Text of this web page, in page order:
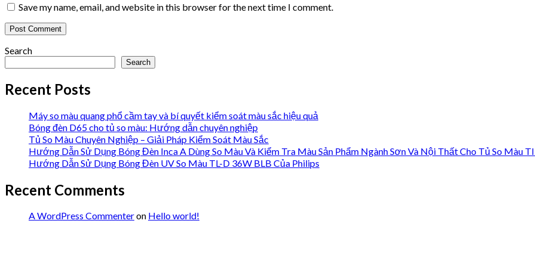
Save my name, email, and website in this browser for the next time I comment.
Search
Search
Recent Posts
Máy so màu quang phổ cầm tay và bí quyết kiểm soát màu sắc hiệu quả
Bóng đèn D65 cho tủ so màu: Hướng dẫn chuyên nghiệp
Tủ So Màu Chuyên Nghiệp – Giải Pháp Kiểm Soát Màu Sắc
Hướng Dẫn Sử Dụng Bóng Đèn Inca A Dùng So Màu Và Kiểm Tra Màu Sản Phẩm Ngành Sơn Và Nội Thất Cho Tủ So Màu
Hướng Dẫn Sử Dụng Bóng Đèn UV So Màu TL-D 36W BLB Của Philips
Recent Comments
A WordPress Commenteron Hello world!